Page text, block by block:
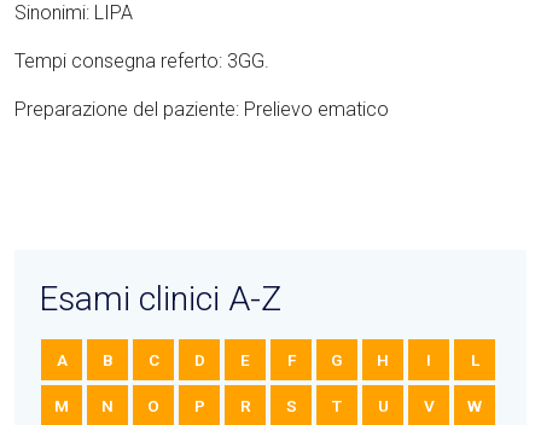
Sinonimi: LIPA
Tempi consegna referto: 3GG.
Preparazione del paziente: Prelievo ematico
Esami clinici A-Z
A B C D E F G H I L
M N O P R S T U V W